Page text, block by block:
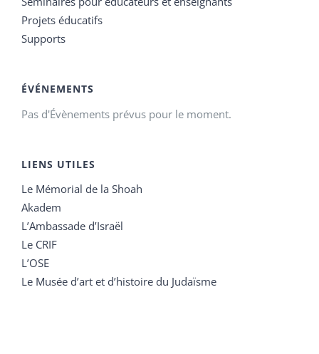
Projets éducatifs
Supports
ÉVÉNEMENTS
Pas d'Évènements prévus pour le moment.
LIENS UTILES
Le Mémorial de la Shoah
Akadem
L’Ambassade d’Israël
Le CRIF
L’OSE
Le Musée d’art et d’histoire du Judaïsme